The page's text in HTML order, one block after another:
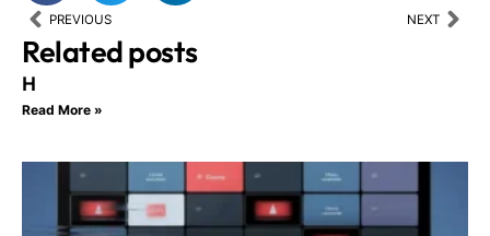
Prev
PREVIOUS NEXT
Related posts
H
Read More »